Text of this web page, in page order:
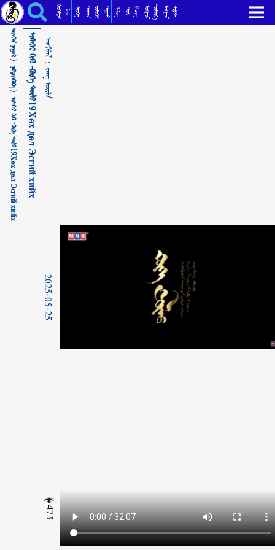
ᠢᠰᠡᠭᠡᠢ ᠬᠢᠬᠦ -ᠬᠥᠬᠡ ᠳᠥᠯᠥ19Хөх дөл Эсгий хийх ᠵᠠᠩ ᠦᠢᠯᠡ ᠬᠡᠦᠬᠡᠯᠳᠡᠢ ᠺᠢᠨᠣ᠋ ᠲᠡᠦᠬᠡ ᠳᠣᠮᠣᠭ ᠥᠯᠢᠭᠡᠷ ᠳᠠᠭᠤᠤ ᠰᠢᠯᠦᠭ ᠲᠣᠯᠢ ᠪᠢᠴᠢᠭ ᠮᠣᠩᠭᠣᠯᠰᠦᠯᠵᠢᠶ᠎ᠡ ᠮᠣᠩᠭᠣᠯᠰᠣᠹᠲ
ᠲᠡᠷᠢᠭᠦᠨ ᠨᠢᠭᠤᠷ >
ᠨᠡᠪᠲᠡᠷᠡᠭᠦᠯᠭᠡ >
ᠢᠰᠡᠭᠡᠢ ᠬᠢᠬᠦ -ᠬᠥᠬᠡ ᠳᠥᠯᠥ19Хөх дөл Эсгий хийхᠢᠰᠡᠭᠡᠢ ᠬᠢᠬᠦ -ᠬᠥᠬᠡ ᠳᠥᠯᠥ19Хөх дөл Эсгий хийх ᠠᠩᠭᠢᠯᠠᠯ：
ᠵᠠᠩ ᠦᠢᠯᠡ
2025-05-25
473